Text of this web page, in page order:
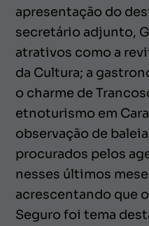
apresentação do
secretário adjunto,
atrativos como a
da Cultura; a
o charme de
etnoturismo em
observação de
procurados pelos
nesses últimos
acrescentando que
Seguro foi tema